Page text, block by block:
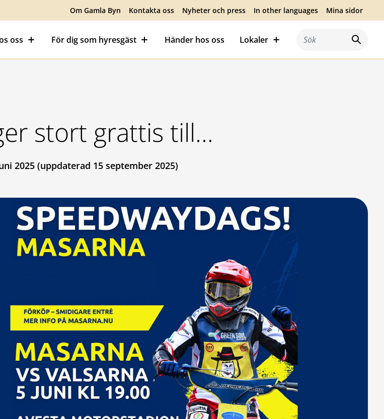
Om Gamla Byn Kontakta oss Nyheter och press In other languages Mina sidor
oss För dig som hyresgäst Händer hos oss Lokaler Sök efter:
stort grattis till…
2025 (uppdaterad 15 september 2025)